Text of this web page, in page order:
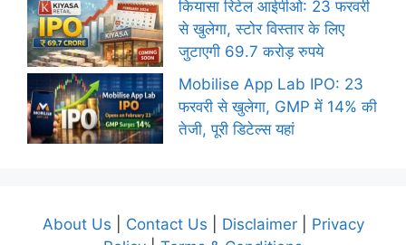
कियासा रिटेल आईपीओ: 23 फरवरी
से खुलेगा, स्टोर विस्तार के लिए
जुटाएगी 69.7 करोड़ रुपये
Mobilise App Lab IPO: 23
फरवरी से खुलेगा, GMP में 14% की
तेजी, पूरी डिटेल्स यहां
About Us Contact Us Disclaimer| Privacy